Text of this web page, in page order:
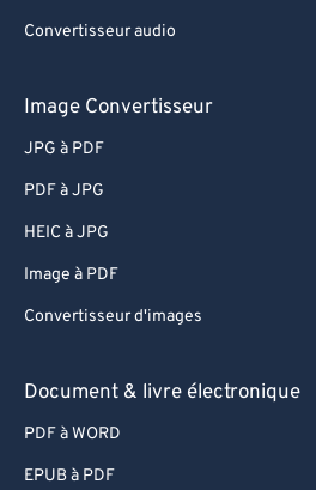
Convertisseur audio
Image Convertisseur
JPG à PDF
PDF à JPG
HEIC à JPG
Image à PDF
Convertisseur d'images
Document & livre électronique
PDF à WORD
EPUB à PDF